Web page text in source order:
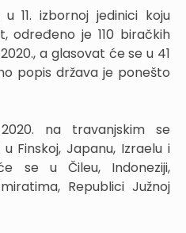
11. izbornoj jedinici koju
određeno je 110 biračkih
a glasovat će se u 41
popis država je ponešto
na travanjskim se
Finskoj, Japanu, Izraelu i
se u Čileu, Indoneziji,
Republici Južnoj